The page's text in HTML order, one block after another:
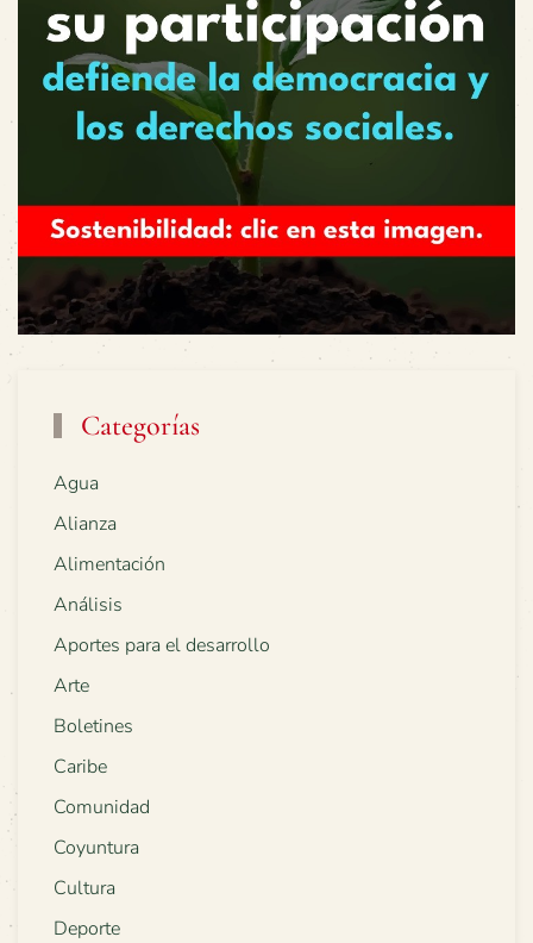
Categorías
Agua
Alianza
Alimentación
Análisis
Aportes para el desarrollo
Arte
Boletines
Caribe
Comunidad
Coyuntura
Cultura
Deporte